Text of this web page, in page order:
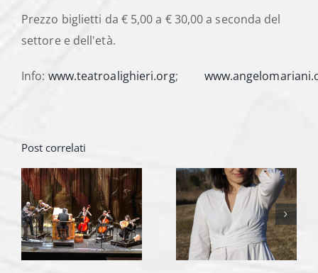
Prezzo biglietti da € 5,00 a € 30,00 a seconda del
settore e dell'età.
Info: www.teatroalighieri.org;
Post correlati